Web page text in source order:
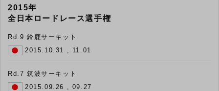
2015年
全日本ロードレース選手権
Rd.9 鈴鹿サーキット
2015.10.31 , 11.01
Rd.7 筑波サーキット
2015.09.26 , 09.27